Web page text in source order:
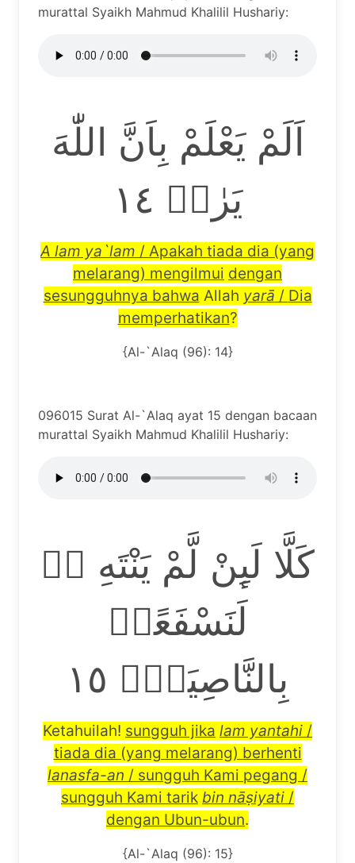
murattal Syaikh Mahmud Khalilil Hushariy:
اَلَمْ يَعْلَمْ بِاَنَّ اللّٰهَ
يَرٰىۗ ١٤
A lam ya`lam / Apakah tiada dia (yang
melarang) mengilmui dengan
sesungguhnya bahwa Allah yarā / Dia
memperhatikan?
{Al-`Alaq (96): 14}
096015 Surat Al-`Alaq ayat 15 dengan bacaan
murattal Syaikh Mahmud Khalilil Hushariy:
كَلَّا لَىِٕنْ لَّمْ يَنْتَهِ ەۙ
لَنَسْفَعًاۢ
بِالنَّاصِيَةِۙ ١٥
Ketahuilah! sungguh jika lam yantahi /
tiada dia (yang melarang) berhenti
lanasfa-an / sungguh Kami pegang /
sungguh Kami tarik bin nāṣiyati /
dengan Ubun-ubun.
{Al-`Alaq (96): 15}